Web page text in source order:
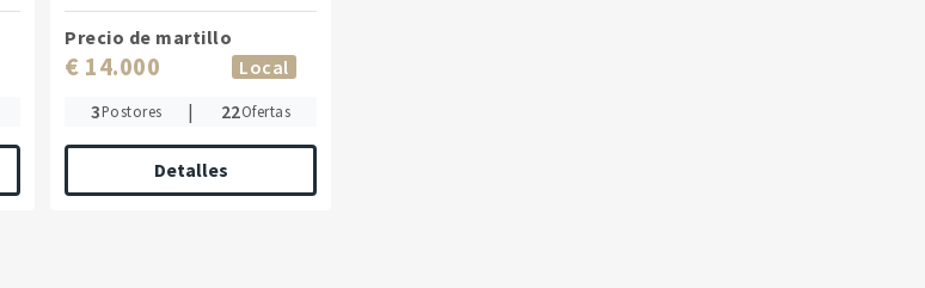
Precio de martillo
€ 14.000
Local
3Postores | 22Ofertas
Detalles